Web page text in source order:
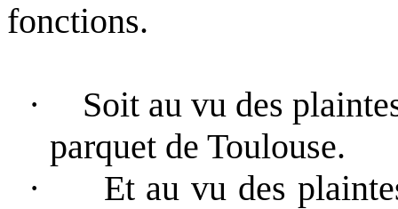
fonctions.
·
Soit au vu des
parquet de Toulouse.
·
Et au vu des